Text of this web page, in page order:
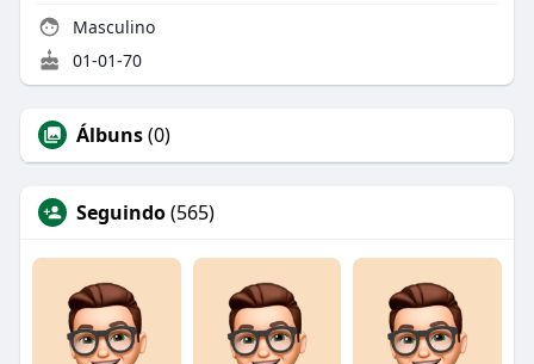
Masculino
01-01-70
Álbuns(0)
Seguindo(565)